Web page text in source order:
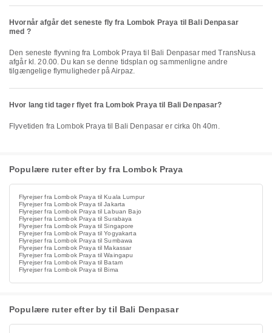
Hvornår afgår det seneste fly fra Lombok Praya til Bali Denpasar
med ?
Den seneste flyvning fra Lombok Praya til Bali Denpasar med TransNusa
afgår kl. 20.00. Du kan se denne tidsplan og sammenligne andre
tilgængelige flymuligheder på Airpaz.
Hvor lang tid tager flyet fra Lombok Praya til Bali Denpasar?
Flyvetiden fra Lombok Praya til Bali Denpasar er cirka 0h 40m.
Populære ruter efter by fra Lombok Praya
Flyrejser fra Lombok Praya til Kuala Lumpur
Flyrejser fra Lombok Praya til Jakarta
Flyrejser fra Lombok Praya til Labuan Bajo
Flyrejser fra Lombok Praya til Surabaya
Flyrejser fra Lombok Praya til Singapore
Flyrejser fra Lombok Praya til Yogyakarta
Flyrejser fra Lombok Praya til Sumbawa
Flyrejser fra Lombok Praya til Makassar
Flyrejser fra Lombok Praya til Waingapu
Flyrejser fra Lombok Praya til Batam
Flyrejser fra Lombok Praya til Bima
Populære ruter efter by til Bali Denpasar